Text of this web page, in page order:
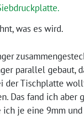
was es wird.
parallel gebaut,
der Tischplatte
Das fand ich
je eine 9mm